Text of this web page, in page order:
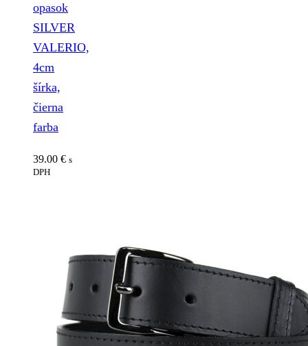
opasok
SILVER
VALERIO,
4cm
šírka,
čierna
farba
39.00 € s
DPH